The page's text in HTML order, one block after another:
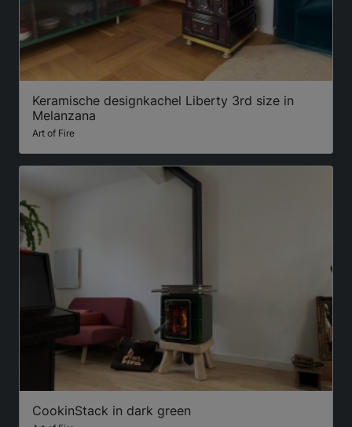
Keramische designkachel Liberty 3rd size in
Melanzana
Art of Fire
CookinStack in dark green